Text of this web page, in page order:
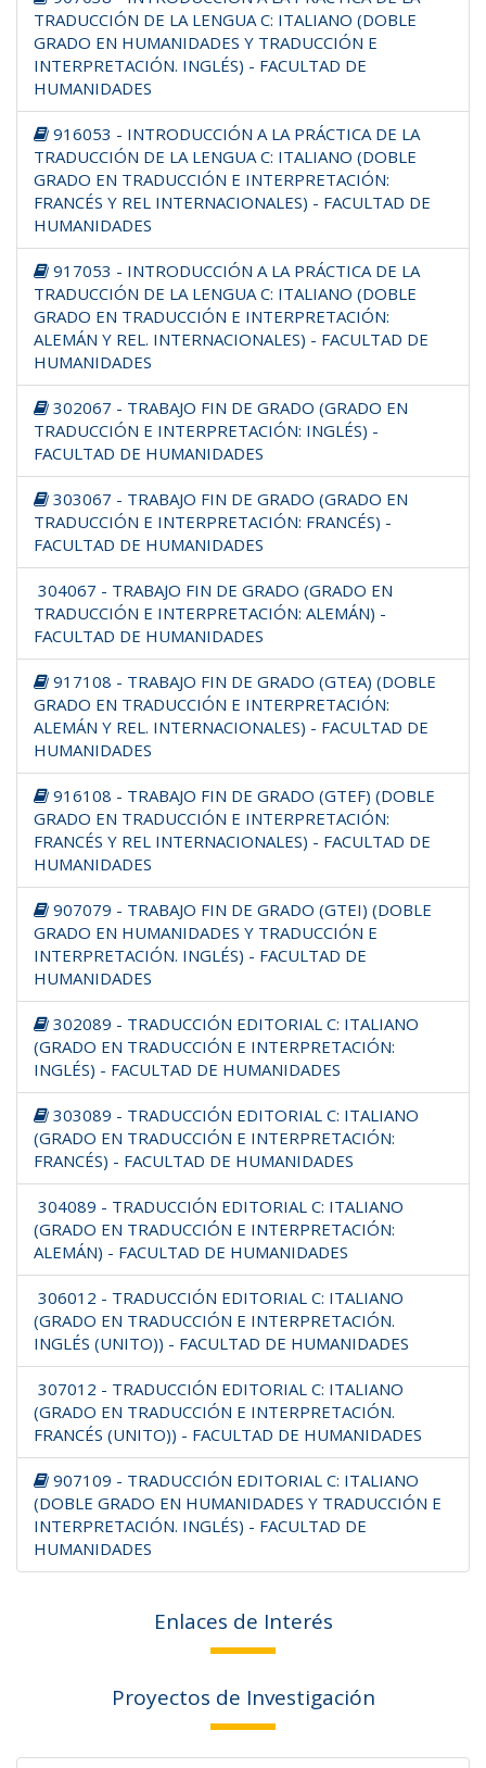
TRADUCCIÓN DE LA LENGUA C: ITALIANO (DOBLE
GRADO EN HUMANIDADES Y TRADUCCIÓN E
INTERPRETACIÓN. INGLÉS) - FACULTAD DE
HUMANIDADES
916053 - INTRODUCCIÓN A LA PRÁCTICA DE LA
TRADUCCIÓN DE LA LENGUA C: ITALIANO (DOBLE
GRADO EN TRADUCCIÓN E INTERPRETACIÓN:
FRANCÉS Y REL INTERNACIONALES) - FACULTAD DE
HUMANIDADES
917053 - INTRODUCCIÓN A LA PRÁCTICA DE LA
TRADUCCIÓN DE LA LENGUA C: ITALIANO (DOBLE
GRADO EN TRADUCCIÓN E INTERPRETACIÓN:
ALEMÁN Y REL. INTERNACIONALES) - FACULTAD DE
HUMANIDADES
302067 - TRABAJO FIN DE GRADO (GRADO EN
TRADUCCIÓN E INTERPRETACIÓN: INGLÉS) -
FACULTAD DE HUMANIDADES
303067 - TRABAJO FIN DE GRADO (GRADO EN
TRADUCCIÓN E INTERPRETACIÓN: FRANCÉS) -
FACULTAD DE HUMANIDADES
304067 - TRABAJO FIN DE GRADO (GRADO EN
TRADUCCIÓN E INTERPRETACIÓN: ALEMÁN) -
FACULTAD DE HUMANIDADES
917108 - TRABAJO FIN DE GRADO (GTEA) (DOBLE
GRADO EN TRADUCCIÓN E INTERPRETACIÓN:
ALEMÁN Y REL. INTERNACIONALES) - FACULTAD DE
HUMANIDADES
916108 - TRABAJO FIN DE GRADO (GTEF) (DOBLE
GRADO EN TRADUCCIÓN E INTERPRETACIÓN:
FRANCÉS Y REL INTERNACIONALES) - FACULTAD DE
HUMANIDADES
907079 - TRABAJO FIN DE GRADO (GTEI) (DOBLE
GRADO EN HUMANIDADES Y TRADUCCIÓN E
INTERPRETACIÓN. INGLÉS) - FACULTAD DE
HUMANIDADES
302089 - TRADUCCIÓN EDITORIAL C: ITALIANO
(GRADO EN TRADUCCIÓN E INTERPRETACIÓN:
INGLÉS) - FACULTAD DE HUMANIDADES
303089 - TRADUCCIÓN EDITORIAL C: ITALIANO
(GRADO EN TRADUCCIÓN E INTERPRETACIÓN:
FRANCÉS) - FACULTAD DE HUMANIDADES
304089 - TRADUCCIÓN EDITORIAL C: ITALIANO
(GRADO EN TRADUCCIÓN E INTERPRETACIÓN:
ALEMÁN) - FACULTAD DE HUMANIDADES
306012 - TRADUCCIÓN EDITORIAL C: ITALIANO
(GRADO EN TRADUCCIÓN E INTERPRETACIÓN.
INGLÉS (UNITO)) - FACULTAD DE HUMANIDADES
307012 - TRADUCCIÓN EDITORIAL C: ITALIANO
(GRADO EN TRADUCCIÓN E INTERPRETACIÓN.
FRANCÉS (UNITO)) - FACULTAD DE HUMANIDADES
907109 - TRADUCCIÓN EDITORIAL C: ITALIANO
(DOBLE GRADO EN HUMANIDADES Y TRADUCCIÓN E
INTERPRETACIÓN. INGLÉS) - FACULTAD DE
HUMANIDADES
Enlaces de Interés
Proyectos de Investigación